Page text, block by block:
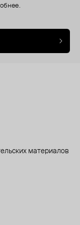
материалов